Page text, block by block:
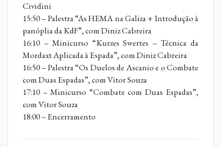
Cividini
15:50 – Palestra “As HEMA na Galiza + Introdução à
panóplia da KdF”, com Diniz Cabreira
16:10 – Minicurso “Kurzes Swertes – Técnica da
Mordaxt Aplicada à Espada”, com Diniz Cabreira
16:50 – Palestra “Os Duelos de Ascanio e o Combate
com Duas Espadas”, com Vitor Souza
17:10 – Minicurso “Combate com Duas Espadas”,
com Vitor Souza
18:00 – Encerramento